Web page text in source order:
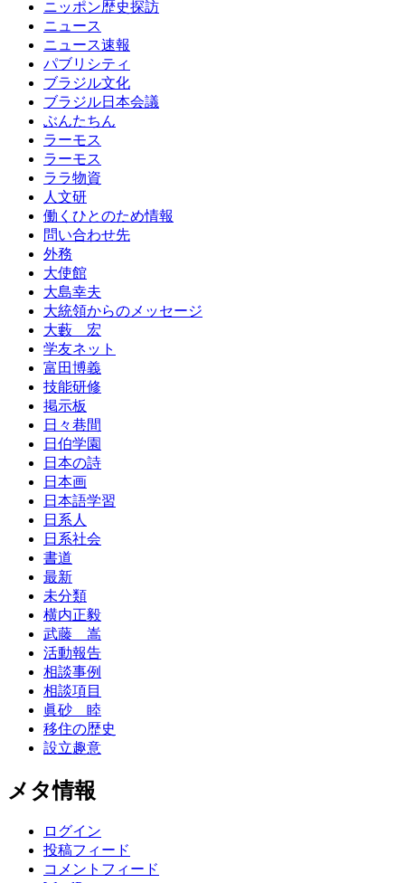
ニッポン歴史探訪
ニュース
ニュース速報
パブリシティ
ブラジル文化
ブラジル日本会議
ぶんたちん
ラーモス
ラーモス
ララ物資
人文研
働くひとのため情報
問い合わせ先
外務
大使館
大島幸夫
大統領からのメッセージ
大藪 宏
学友ネット
富田博義
技能研修
掲示板
日々巷間
日伯学園
日本の詩
日本画
日本語学習
日系人
日系社会
書道
最新
未分類
横内正毅
武藤 嵩
活動報告
相談事例
相談項目
眞砂 睦
移住の歴史
設立趣意
メタ情報
ログイン
投稿フィード
コメントフィード